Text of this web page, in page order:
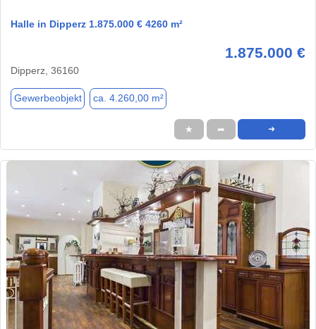
Halle in Dipperz 1.875.000 € 4260 m²
1.875.000 €
Dipperz, 36160
Gewerbeobjekt ca. 4.260,00 m²
★ ➦ ➜